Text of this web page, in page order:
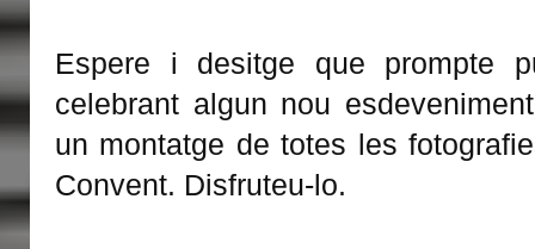
Espere i desitge que prompte
celebrant algun nou
un montatge de totes les
Convent. Disfruteu-lo.